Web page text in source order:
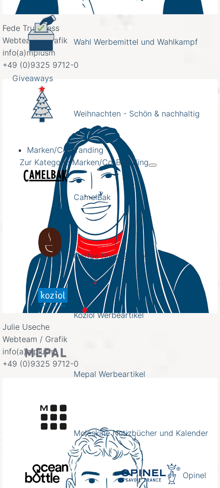
Wahl Werbemittel und Wahlkampf
Giveaways
Weihnachten - Schön & nachhaltig
Marken/Co-Branding
Zur Kategorie Marken/Co-Branding
CamelBak
Coffee Shop Becher
Koziol Werbeartikel
Mepal Werbeartikel
Moleskine Notizbücher und Kalender
Opinel
Fede Truchsess
Webteam / Grafik
info(a)mplusm
+49 (0)9325 9712-0
Julie Useche
Webteam / Grafik
info(a)mplusm
+49 (0)9325 9712-0